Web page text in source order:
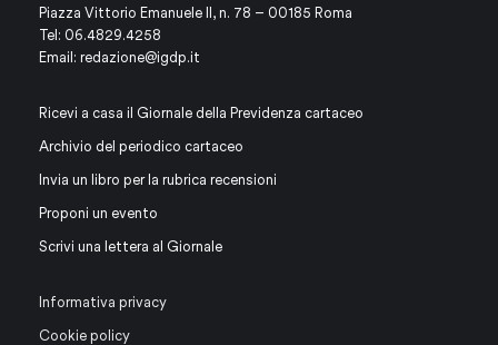
Piazza Vittorio Emanuele II, n. 78 – 00185 Roma
Tel: 06.4829.4258
Email: redazione@igdp.it
Ricevi a casa il Giornale della Previdenza cartaceo
Archivio del periodico cartaceo
Invia un libro per la rubrica recensioni
Proponi un evento
Scrivi una lettera al Giornale
Informativa privacy
Cookie policy